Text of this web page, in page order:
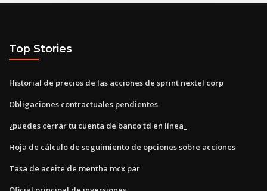
Top Stories
Historial de precios de las acciones de sprint nextel corp
Obligaciones contractuales pendientes
¿puedes cerrar tu cuenta de banco td en línea_
Hoja de cálculo de seguimiento de opciones sobre acciones
Tasa de aceite de mentha mcx par